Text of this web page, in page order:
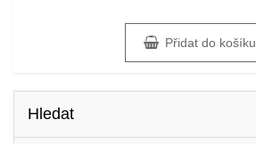
Přidat do košíku
Hledat